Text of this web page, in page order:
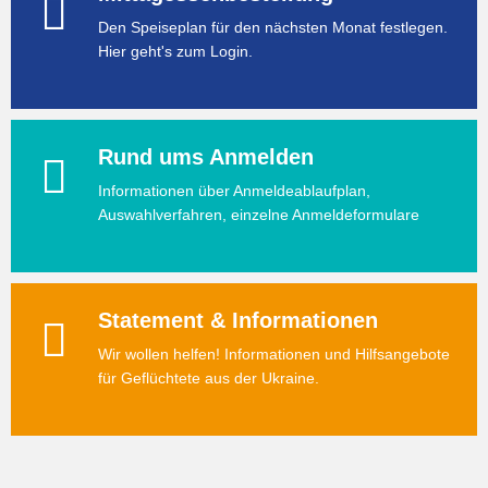
Den Speiseplan für den nächsten Monat festlegen.
Hier geht's zum Login.
Rund ums Anmelden
Informationen über Anmeldeablaufplan,
Auswahlverfahren, einzelne Anmeldeformulare
Statement & Informationen
Wir wollen helfen! Informationen und Hilfsangebote
für Geflüchtete aus der Ukraine.